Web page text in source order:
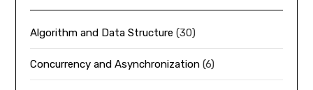
Algorithm and Data Structure (30)
Concurrency and Asynchronization (6)